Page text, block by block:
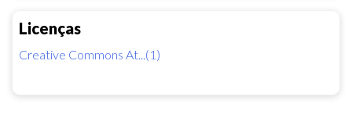
Licenças
Creative Commons At...(1)